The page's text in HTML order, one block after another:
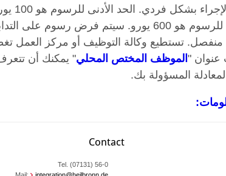
تحديد رسوم الإجراء بشكل فردي.
والحد الأقصى للرسوم هو 600 يورو. سيتم فرض رسوم على
تستطيع وكالة التوظيف أو مركز العمل
عنوان " الموظف المختص المحلي" يمكنك أن
المسؤولة بك.
Contact
Tel. (07131) 56-0